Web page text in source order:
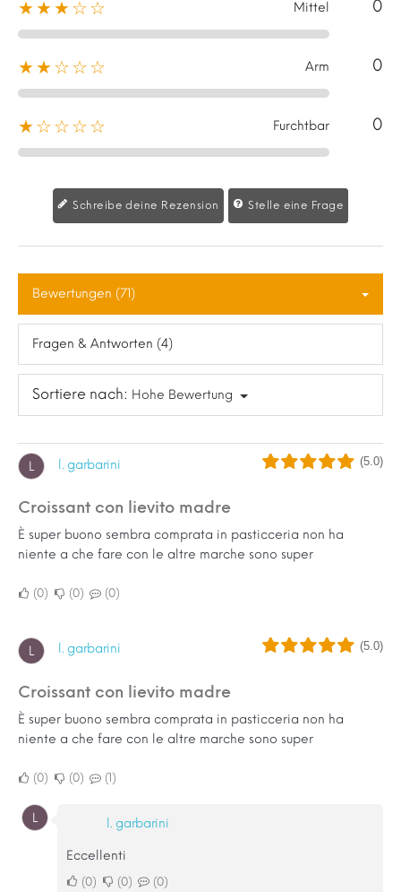
★★★☆☆ Mittel 0
★★☆☆☆ Arm 0
★☆☆☆☆ Furchtbar 0
Schreibe deine Rezension Stelle eine Frage
Bewertungen (71)
Fragen & Antworten (4)
Sortiere nach: Hohe Bewertung
L l. garbarini (5.0)
Croissant con lievito madre
È super buono sembra comprata in pasticceria non ha
niente a che fare con le altre marche sono super
0 0 0
L l. garbarini (5.0)
Croissant con lievito madre
È super buono sembra comprata in pasticceria non ha
niente a che fare con le altre marche sono super
0 0 1
L l. garbarini
Eccellenti
0 0 0